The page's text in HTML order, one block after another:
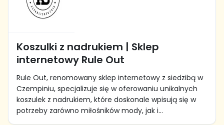
Koszulki z nadrukiem | Sklep
internetowy Rule Out
Rule Out, renomowany sklep internetowy z siedzibą w
Czempiniu, specjalizuje się w oferowaniu unikalnych
koszulek z nadrukiem, które doskonale wpisują się w
potrzeby zarówno miłośników mody, jak i...